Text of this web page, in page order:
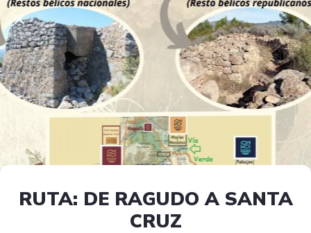
RUTA: DE RAGUDO A SANTA
CRUZ